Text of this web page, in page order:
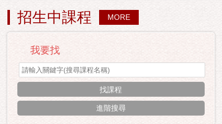
招生中課程 MORE
我要找
進階搜尋